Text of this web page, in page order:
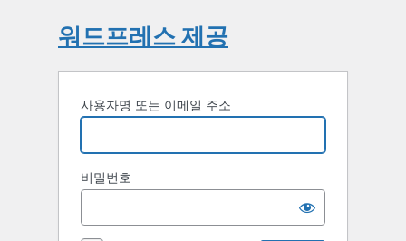
워드프레스 제공
사용자명 또는 이메일 주소
비밀번호